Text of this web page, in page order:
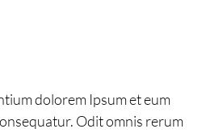
dolorem Ipsum et eum
Odit omnis rerum